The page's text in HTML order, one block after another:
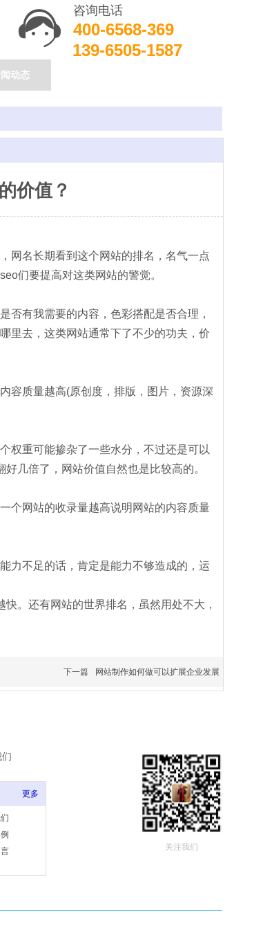
400-6568-369
咨询电话
139-6505-1587
动态
价值？
名长期看到这个网站的排名，名气一点
们要提高对这类网站的警觉。
有我需要的内容，色彩搭配是否合理，
里去，这类网站通常下了不少的功夫，价
质量越高(原创度，排版，图片，资源深
重可能掺杂了一些水分，不过还是可以
几倍了，网站价值自然也是比较高的。
网站的收录量越高说明网站的内容质量
不足的话，肯定是能力不够造成的，运
。还有网站的世界排名，虽然用处不大，
下一篇 网站制作如何做可以扩展企业发展
更多
关注我们